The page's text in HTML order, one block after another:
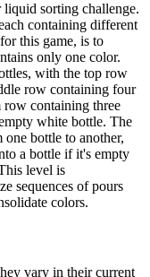
sorting challenge.
containing different
this game, is to
only one color.
with the top row
row containing four
containing three
white bottle. The
bottle to another,
a bottle if it's empty
level is
sequences of pours
colors.
vary in their current